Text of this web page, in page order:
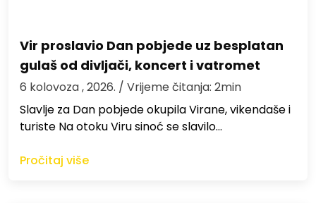
Vir proslavio Dan pobjede uz besplatan
gulaš od divljači, koncert i vatromet
6 kolovoza , 2026. / Vrijeme čitanja: 2min
Slavlje za Dan pobjede okupila Virane, vikendaše i
turiste Na otoku Viru sinoć se slavilo…
Pročitaj više